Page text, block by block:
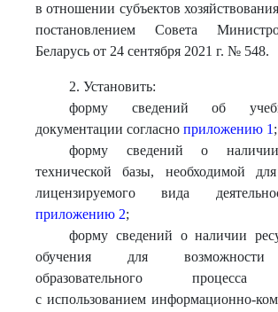
в отношении субъектов
постановлением Совета
Беларусь от 24 сентября 2021 г. № 548.
2. Установить:
форму сведений об
документации согласно приложению 1 ;
форму сведений о наличии
технической базы, необходимой
лицензируемого вида
приложению 2;
форму сведений о наличии
обучения для возможности
образовательного процесса
с использованием информационно-